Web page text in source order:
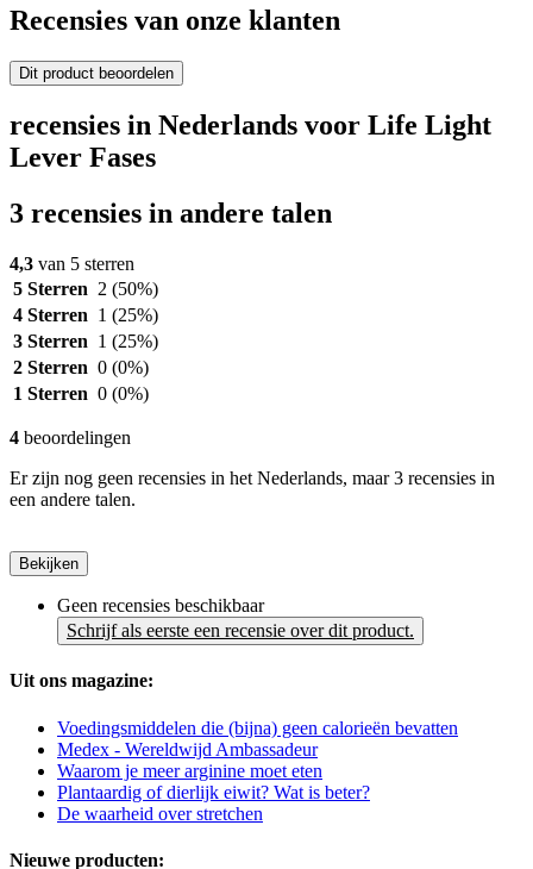
Recensies van onze klanten
Dit product beoordelen
recensies in Nederlands voor Life Light
Lever Fases
3 recensies in andere talen
4,3 van 5 sterren
5 Sterren 2 (50%)
4 Sterren 1 (25%)
3 Sterren 1 (25%)
2 Sterren 0 (0%)
1 Sterren 0 (0%)
4 beoordelingen
Er zijn nog geen recensies in het Nederlands, maar 3 recensies in
een andere talen.
Bekijken
Geen recensies beschikbaar
Schrijf als eerste een recensie over dit product.
Uit ons magazine:
Voedingsmiddelen die (bijna) geen calorieën bevatten
Medex - Wereldwijd Ambassadeur
Waarom je meer arginine moet eten
Plantaardig of dierlijk eiwit? Wat is beter?
De waarheid over stretchen
Nieuwe producten: